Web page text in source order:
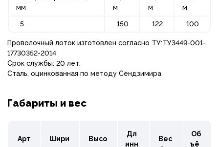
мм
м
м
м
5 150 122 100
Проволочный лоток изготовлен согласно ТУ:ТУ3449-001-
17730352-2014
Срок службы: 20 лет.
Сталь, оцинкованная по методу Сендзимира
Габариты и вес
Арт
Шири
Высо
Дл
инн
Вес
Об
ъё